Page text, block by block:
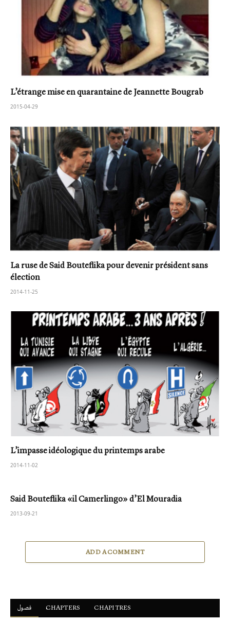
L’étrange mise en quarantaine de Jeannette Bougrab
2015-04-29
La ruse de Said Bouteflika pour devenir président sans
élection
2014-11-25
L’impasse idéologique du printemps arabe
2014-11-02
Said Bouteflika «il Camerlingo» d’El Mouradia
2013-09-21
ADD A COMMENT
فصول ْCHAPTERS CHAPITRES